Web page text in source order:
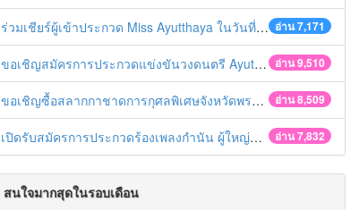
อ่าน 7,171
ร่วมเชียร์ผู้เข้าประกวด Miss Ayutthaya ในวันที่ 15 ธันวาคม 2560
อ่าน 9,510
ขอเชิญสมัครการประกวดแข่งขันวงดนตรี Ayutthaya battle of the bands
อ่าน 8,509
ขอเชิญซื้อสลากกาชาดการกุศลพิเศษจังหวัดพระนครศรีอยุธยา 2560
อ่าน 7,832
เปิดรับสมัครการประกวดร้องเพลงกำนัน ผู้ใหญ่บ้าน ฯลฯ
สนใจมากสุดในรอบเดือน